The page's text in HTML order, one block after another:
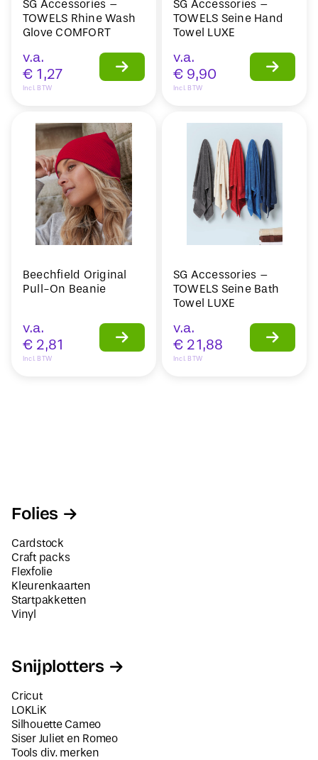
SG Accessories –
TOWELS Rhine Wash
Glove COMFORT
v.a.
€ 1,27
Incl. BTW
SG Accessories –
TOWELS Seine Hand
Towel LUXE
v.a.
€ 9,90
Incl. BTW
Beechfield Original
Pull-On Beanie
v.a.
€ 2,81
Incl. BTW
SG Accessories –
TOWELS Seine Bath
Towel LUXE
v.a.
€ 21,88
Incl. BTW
Folies
Cardstock
Craft packs
Flexfolie
Kleurenkaarten
Startpakketten
Vinyl
Snijplotters
Cricut
LOKLiK
Silhouette Cameo
Siser Juliet en Romeo
Tools div. merken